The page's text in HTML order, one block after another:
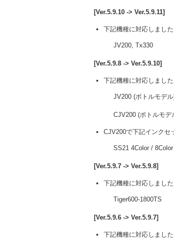
[Ver.5.9.10 -> Ver.5.9.11]
下記機種に対応しました
JV200, Tx330
[Ver.5.9.8 -> Ver.5.9.10]
下記機種に対応しました
JV200 (ボトルモデ
CJV200 (ボトルモデ
CJV200で下記インクセ
SS21 4Color / 8Color
[Ver.5.9.7 -> Ver.5.9.8]
下記機種に対応しました
Tiger600-1800TS
[Ver.5.9.6 -> Ver.5.9.7]
下記機種に対応しました